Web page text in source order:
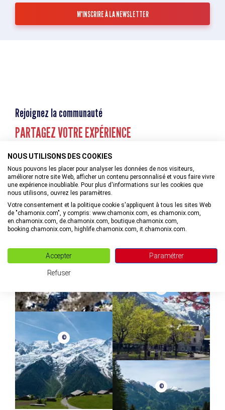
Rejoignez la communauté
PARTAGEZ VOTRE EXPÉRIENCE
©
©
NOUS UTILISONS DES COOKIES
Nous pouvons les placer pour analyser les données de nos visiteurs,
améliorer notre site Web, afficher un contenu personnalisé et vous faire vivre
une expérience inoubliable. Pour plus d'informations sur les cookies que
nous utilisons, ouvrez les paramètres.
Votre consentement et la politique cookie s'appliquent à tous les sites Web
de "chamonix.com", y compris: www.chamonix.com, es.chamonix.com,
en.chamonix.com, de.chamonix.com, boutique.chamonix.com,
booking.chamonix.com, highlife.chamonix.com, it.chamonix.com.
Accepter Paramétrer
Refuser